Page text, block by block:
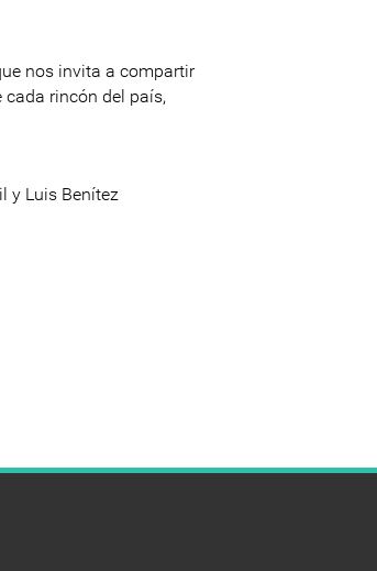
nos invita a compartir
rincón del país,
y Luis Benítez